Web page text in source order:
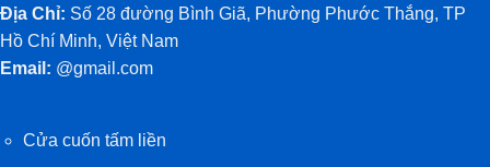
Địa Chỉ: Số 28 đường Bình Giã, Phường Phước Thắng, TP
Hồ Chí Minh, Việt Nam
Email: @gmail.com
Cửa cuốn tấm liền